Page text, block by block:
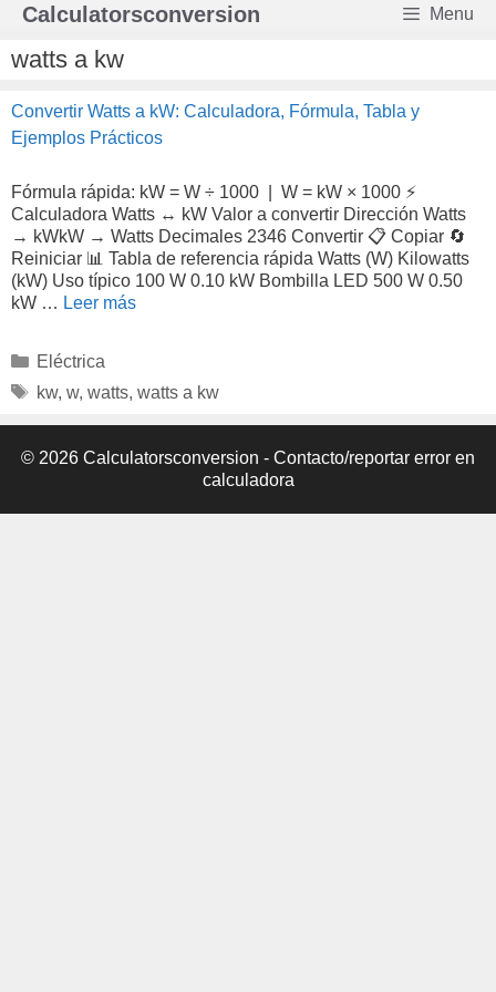
Saltar
contenido
Calculatorsconversion Menu
watts a kw
Convertir Watts a kW: Calculadora, Fórmula, Tabla y
Ejemplos Prácticos
Fórmula rápida: kW = W ÷ 1000 | W = kW × 1000 ⚡
Calculadora Watts ↔ kW Valor a convertir Dirección Watts
→ kWkW → Watts Decimales 2346 Convertir 📋 Copiar 🔄
Reiniciar 📊 Tabla de referencia rápida Watts (W) Kilowatts
(kW) Uso típico 100 W 0.10 kW Bombilla LED 500 W 0.50
kW … Leer más
Categorías
Eléctrica
Etiquetas
kw, w, watts, watts a kw
© 2026 Calculatorsconversion - Contacto/reportar error en
calculadora